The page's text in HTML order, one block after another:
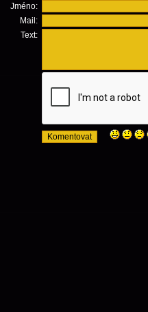
Jméno:
Mail:
Text: